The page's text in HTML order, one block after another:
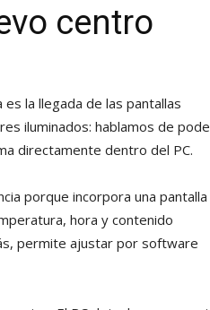
centro
la llegada de las pantallas
iluminados: hablamos de
directamente dentro del PC.
porque incorpora una pantalla
hora y contenido
permite ajustar por software